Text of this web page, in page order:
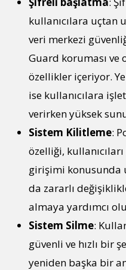
kullanıcılara uçtan
veri merkezi
Guard koruması
özellikler içeriyor.
ise kullanıcılara
verirken yüksek
Sistem Kilitleme:
özelliği,
girişimi konusunda
da zararlı
almaya yardımcı
Sistem Silme:
güvenli ve hızlı bir
yeniden başka bir